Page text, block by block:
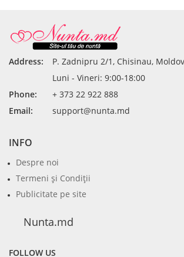
Address:
P. Zadnipru 2/1, Chisinau,
Luni - Vineri: 9:00-18:00
Phone:
+ 373 22 922 888
Email:
support@nunta.md
INFO
Despre noi
Termeni şi Condiţii
Publicitate pe site
Nunta.md
FOLLOW US